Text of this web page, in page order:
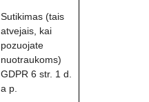
Sutikimas (tais
atvejais, kai
pozuojate
nuotraukoms)
GDPR 6 str. 1 d.
a p.